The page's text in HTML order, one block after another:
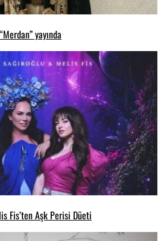
yayında
Fis’ten Aşk Perisi Düeti